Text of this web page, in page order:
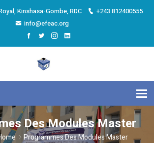
Kinshasa-Gombe, RDC
+243 812400555
info@efeac.org
Des Modules Master
Programmes Des Modules Master